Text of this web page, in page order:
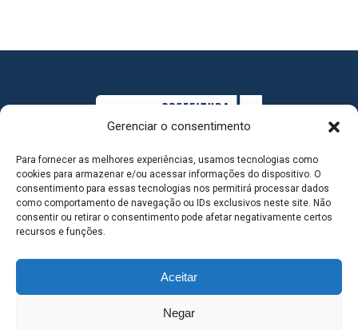
Gerenciar o consentimento
Para fornecer as melhores experiências, usamos tecnologias como
cookies para armazenar e/ou acessar informações do dispositivo. O
consentimento para essas tecnologias nos permitirá processar dados
como comportamento de navegação ou IDs exclusivos neste site. Não
consentir ou retirar o consentimento pode afetar negativamente certos
recursos e funções.
Aceitar
Negar
MAPA DO SITE
SEDE DO ADMINISTRATIVO MUNICIPAL - Avenida